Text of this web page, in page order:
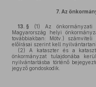
7. Az
13. § (1) Az
Magyarország helyi
továbbiakban: Mötv.)
előírásai szerint kell nyilvántartani.
(2) A kataszter és a
önkormányzat tulajdonába
nyilvántartásba történő
jegyző gondoskodik.